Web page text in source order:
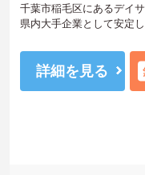
千葉市稲毛区にあるデイ
県内大手企業として安定
詳細を見る